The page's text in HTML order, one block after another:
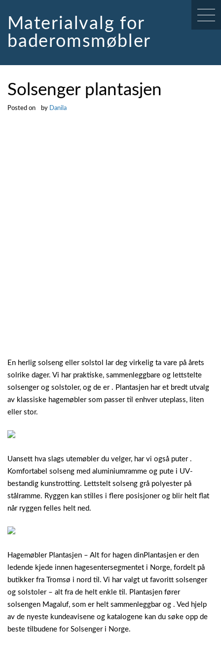
contentMaterialvalg for
baderomsmøbler
Solsenger plantasjen
Posted on by Danila
En herlig solseng eller solstol lar deg virkelig ta vare på årets
solrike dager. Vi har praktiske, sammenleggbare og lettstelte
solsenger og solstoler, og de er . Plantasjen har et bredt utvalg
av klassiske hagemøbler som passer til enhver uteplass, liten
eller stor.
Uansett hva slags utemøbler du velger, har vi også puter .
Komfortabel solseng med aluminiumramme og pute i UV-
bestandig kunstrotting. Lettstelt solseng grå polyester på
stålramme. Ryggen kan stilles i flere posisjoner og blir helt flat
når ryggen felles helt ned.
Hagemøbler Plantasjen – Alt for hagen dinPlantasjen er den
ledende kjede innen hagesentersegmentet i Norge, fordelt på
butikker fra Tromsø i nord til. Vi har valgt ut favoritt solsenger
og solstoler – alt fra de helt enkle til. Plantasjen fører
solsengen Magaluf, som er helt sammenleggbar og . Ved hjelp
av de nyeste kundeavisene og katalogene kan du søke opp de
beste tilbudene for Solsenger i Norge.